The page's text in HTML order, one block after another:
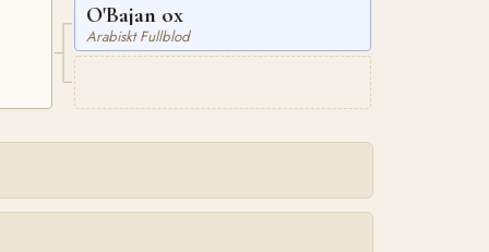
O'Bajan ox
Arabiskt Fullblod